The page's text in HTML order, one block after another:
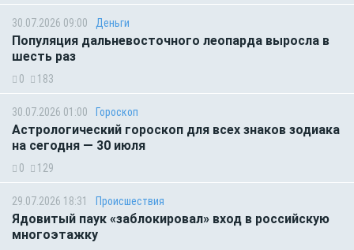
30.07.2026 09:00 Деньги
Популяция дальневосточного леопарда выросла в
шесть раз
0 183
30.07.2026 01:00 Гороскоп
Астрологический гороскоп для всех знаков зодиака
на сегодня — 30 июля
0 129
29.07.2026 18:31 Происшествия
Ядовитый паук «заблокировал» вход в российскую
многоэтажку